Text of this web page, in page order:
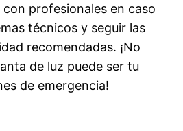
profesionales en caso
técnicos y seguir las
recomendadas. ¡No
de luz puede ser tu
de emergencia!